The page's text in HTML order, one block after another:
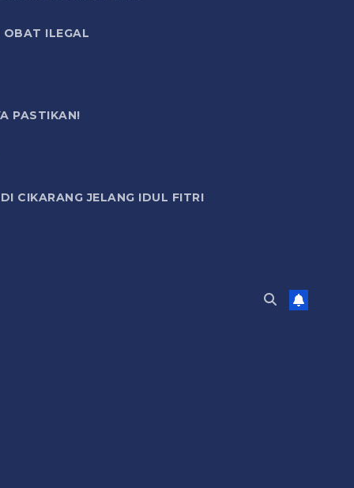
OBAT ILEGAL
PASTIKAN!
CIKARANG JELANG IDUL FITRI